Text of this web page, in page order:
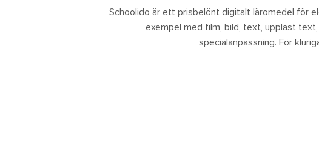
Schoolido är ett prisbelönt digitalt läromedel för
exempel med film, bild, text, uppläst
specialanpassning. För